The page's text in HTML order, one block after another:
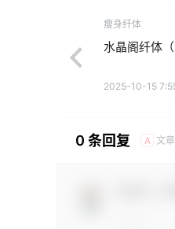
瘦身纤体
水晶阁纤体（
2025-10-15
0 条回复 A 文